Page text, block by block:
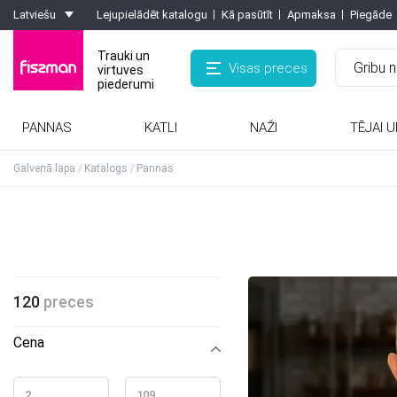
Latviešu Lejupielādēt katalogu Kā pasūtīt Apmaksa Piegāde
Trauki un
virtuves
piederumi
Visas preces
PANNAS KATLI NAŽI TĒJAI
Galvenā lapa Katalogs Pannas
120 preces
Cena